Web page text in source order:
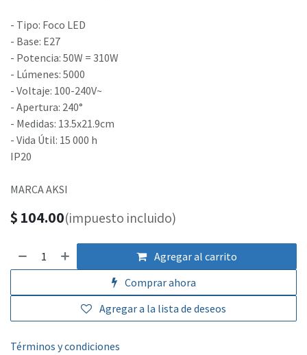
- Tipo: Foco LED
- Base: E27
- Potencia: 50W = 310W
- Lúmenes: 5000
- Voltaje: 100-240V~
- Apertura: 240°
- Medidas: 13.5x21.9cm
- Vida Útil: 15 000 h
IP20
MARCA AKSI
$ 104.00(impuesto incluido)
Agregar al carrito
Comprar ahora
Agregar a la lista de deseos
Términos y condiciones